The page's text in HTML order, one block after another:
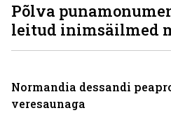
Põlva
leitud inimsäilmed
Normandia dessandi
veresaunaga